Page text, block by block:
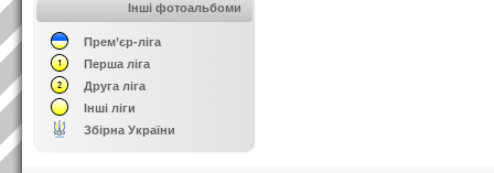
Інші фотоальбоми
Прем’єр-ліга
Перша ліга
Друга ліга
Інші ліги
Збірна України